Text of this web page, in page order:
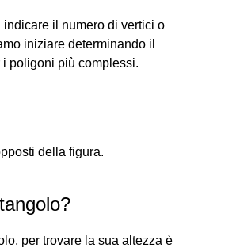
indicare il numero di vertici o
iniziare determinando il
poligoni più complessi.
della figura.
per trovare la sua altezza è